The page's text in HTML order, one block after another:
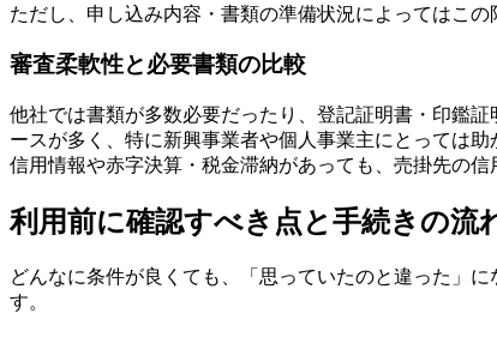
ただし、申し込み内容・書類の準備状況によってはこ
審査柔軟性と必要書類の比較
他社では書類が多数必要だったり、登記証明書・印鑑
ースが多く、特に新興事業者や個人事業主にとっては助
信用情報や赤字決算・税金滞納があっても、売掛先の
利用前に確認すべき点と手続きの流
どんなに条件が良くても、「思っていたのと違った」
す。